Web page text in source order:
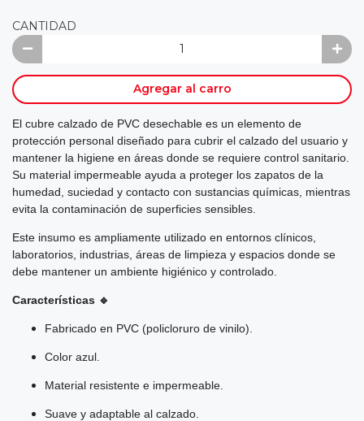
CANTIDAD
Agregar al carro
El cubre calzado de PVC desechable es un elemento de
protección personal diseñado para cubrir el calzado del usuario y
mantener la higiene en áreas donde se requiere control sanitario.
Su material impermeable ayuda a proteger los zapatos de la
humedad, suciedad y contacto con sustancias químicas, mientras
evita la contaminación de superficies sensibles.
Este insumo es ampliamente utilizado en entornos clínicos,
laboratorios, industrias, áreas de limpieza y espacios donde se
debe mantener un ambiente higiénico y controlado.
Características 🔹
Fabricado en PVC (policloruro de vinilo).
Color azul.
Material resistente e impermeable.
Suave y adaptable al calzado.